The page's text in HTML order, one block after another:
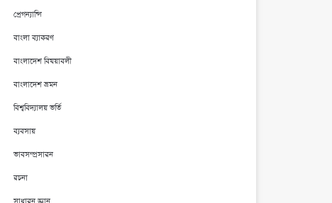
প্রেগন্যান্সি
বাংলা ব্যাকরণ
বাংলাদেশ বিষয়াবলী
বাংলাদেশ ভ্রমন
বিশ্ববিদ্যালয় ভর্তি
ব্যবসায়
ভাবসম্প্রসারন
রচনা